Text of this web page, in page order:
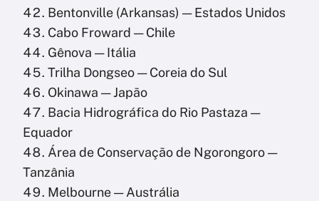
Bentonville (Arkansas) — Estados Unidos
Cabo Froward — Chile
Gênova — Itália
Trilha Dongseo — Coreia do Sul
Okinawa — Japão
Bacia Hidrográfica do Rio Pastaza —
Equador
Área de Conservação de Ngorongoro —
Tanzânia
Melbourne — Austrália